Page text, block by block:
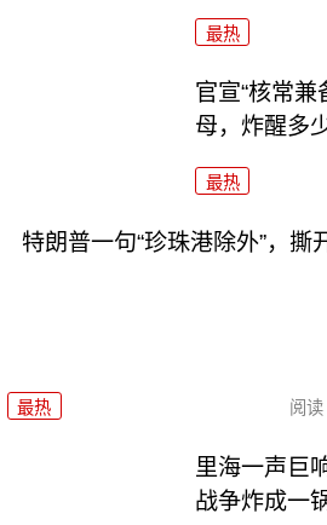
最热
官宣“核常兼
母，炸醒多
最热
特朗普一句“珍珠港除外”，撕
最热 阅读
里海一声巨
战争炸成一